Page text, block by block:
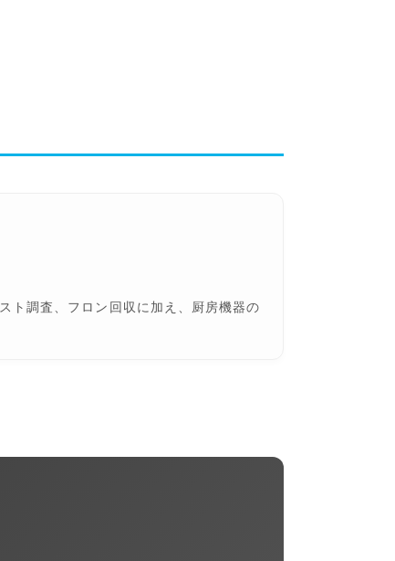
ト調査、フロン回収に加え、厨房機器の